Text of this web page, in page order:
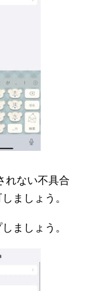
れない不具合
ましょう。
ましょう。